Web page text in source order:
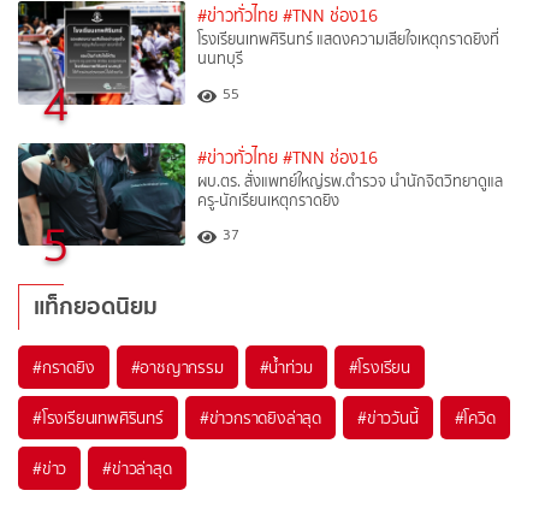
4
#ข่าวทั่วไทย #TNN ช่อง16
โรงเรียนเทพศิรินทร์ แสดงความเสียใจเหตุกราดยิงที่
นนทบุรี
55
5
#ข่าวทั่วไทย #TNN ช่อง16
ผบ.ตร. สั่งแพทย์ใหญ่รพ.ตำรวจ นำนักจิตวิทยาดูแล
ครู-นักเรียนเหตุกราดยิง
37
แท็กยอดนิยม
#กราดยิง #อาชญากรรม #น้ำท่วม #โรงเรียน
#โรงเรียนเทพศิรินทร์ #ข่าวกราดยิงล่าสุด #ข่าววันนี้ #โควิด
#ข่าว #ข่าวล่าสุด